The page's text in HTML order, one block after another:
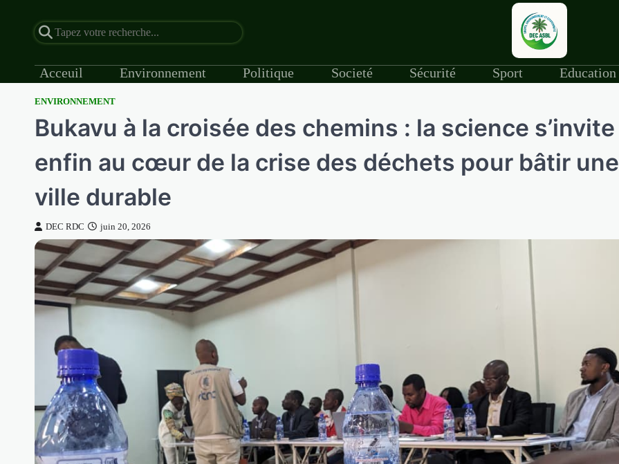
Acceuil Environnement Politique Societé Sécurité Sport Education
ENVIRONNEMENT
Bukavu à la croisée des chemins : la science s’invite
enfin au cœur de la crise des déchets pour bâtir une
ville durable
DEC RDC juin 20, 2026